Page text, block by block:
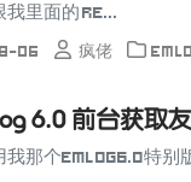
里面的 Re...
06 疯佬
6.0 前台获取
我那个Emlog6.0特别